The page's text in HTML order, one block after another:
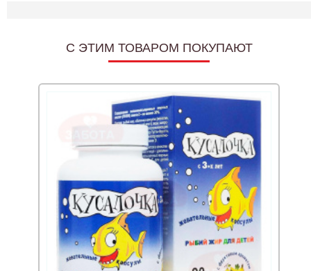
C ЭТИМ ТОВАРОМ ПОКУПАЮТ